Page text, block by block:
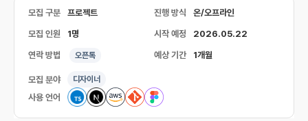
모집 구분 프로젝트 진행 방식 온/오프라인
모집 인원 1명 시작 예정 2026.05.22
연락 방법 오픈톡 예상 기간 1개월
모집 분야 디자이너
사용 언어